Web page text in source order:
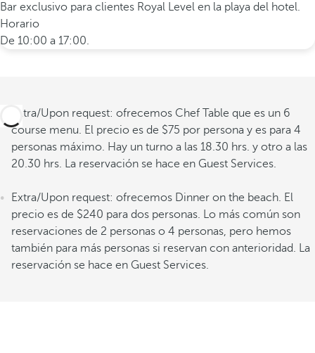
Bar exclusivo para clientes Royal Level en la playa del hotel.
Horario
De 10:00 a 17:00.
Extra/Upon request: ofrecemos Chef Table que es un 6
course menu. El precio es de $75 por persona y es para 4
personas máximo. Hay un turno a las 18.30 hrs. y otro a las
20.30 hrs. La reservación se hace en Guest Services.
Extra/Upon request: ofrecemos Dinner on the beach. El
precio es de $240 para dos personas. Lo más común son
reservaciones de 2 personas o 4 personas, pero hemos
también para más personas si reservan con anterioridad. La
reservación se hace en Guest Services.